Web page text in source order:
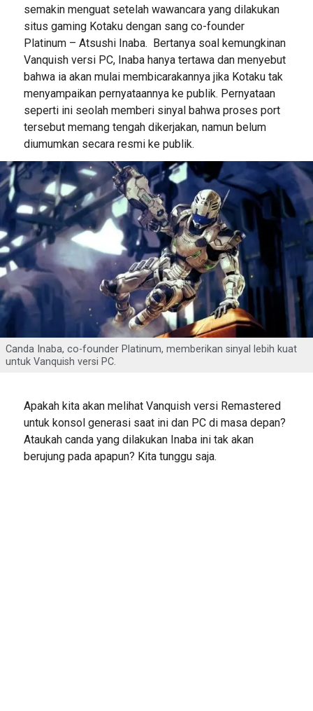
semakin menguat setelah wawancara yang dilakukan
situs gaming Kotaku dengan sang co-founder
Platinum – Atsushi Inaba. Bertanya soal kemungkinan
Vanquish versi PC, Inaba hanya tertawa dan menyebut
bahwa ia akan mulai membicarakannya jika Kotaku tak
menyampaikan pernyataannya ke publik. Pernyataan
seperti ini seolah memberi sinyal bahwa proses port
tersebut memang tengah dikerjakan, namun belum
diumumkan secara resmi ke publik.
Canda Inaba, co-founder Platinum, memberikan sinyal lebih kuat
untuk Vanquish versi PC.
Apakah kita akan melihat Vanquish versi Remastered
untuk konsol generasi saat ini dan PC di masa depan?
Ataukah canda yang dilakukan Inaba ini tak akan
berujung pada apapun? Kita tunggu saja.